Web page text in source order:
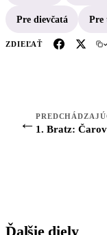
Pre dievčatá Pre
ZDIEĽAŤ
←